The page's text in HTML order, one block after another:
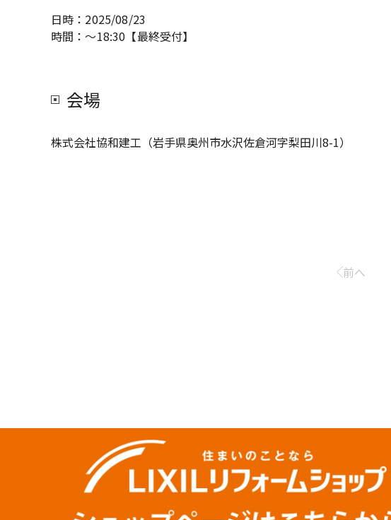
日時： 2025/08/23
時間： ～18:30【最終受付】
会場
株式会社協和建工（岩手県奥州市水沢佐倉河字梨田川8-1）
前へ